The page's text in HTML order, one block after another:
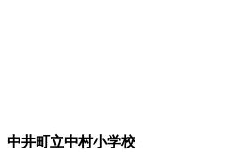
中井町立中村小学校